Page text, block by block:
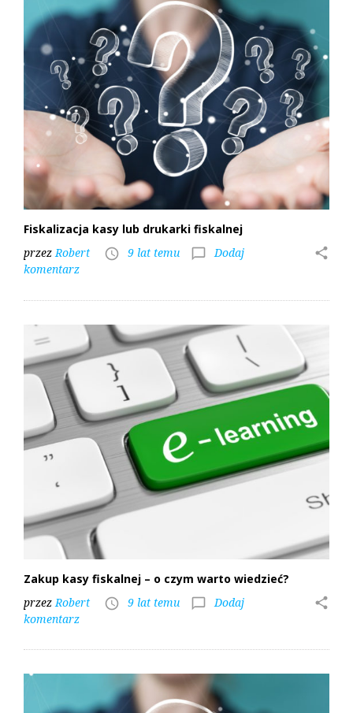
Fiskalizacja kasy lub drukarki fiskalnej
przezRobert access_time 9 lat temu chat_bubble_outline Dodaj
komentarz
share
Zakup kasy fiskalnej – o czym warto wiedzieć?
przez Robert access_time 9 lat temu chat_bubble_outline
Dodaj
komentarz
share